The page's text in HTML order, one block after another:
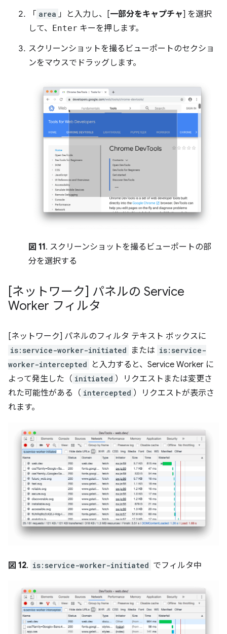
「 area 」と入力し、[一部分をキャプチャ] を選択
して、
Enter キーを押します。
スクリーンショットを撮るビューポートのセクショ
ンをマウスでドラッグします。
図 11. スクリーンショットを撮るビューポートの部
分を選択する
[ネットワーク] パネルの Service
Worker フィルタ
[ネットワーク] パネルのフィルタ テキスト ボックスに
is:service-worker-initiated または is:service-
worker-intercepted
と入力すると、Service Worker に
よって発生した（ initiated ）リクエストまたは変更さ
れた可能性がある（ intercepted ）リクエストが表示さ
れます。
図 12. is:service-worker-initiated でフィルタ中